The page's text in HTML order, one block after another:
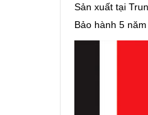
Sản xuất tại
Bảo hành 5